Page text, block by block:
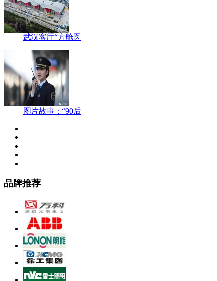
武汉客厅“方舱医
图片故事：“90后
品牌推荐